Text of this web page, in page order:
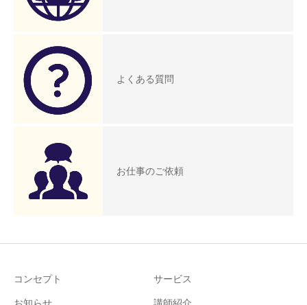
よくある質問
お仕事のご依頼
コンセプト サービス